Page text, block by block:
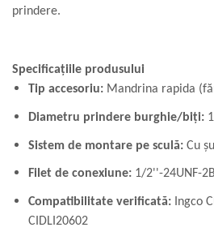
prindere.
Specificațiile produsului
Tip accesoriu: Mandrina rapida
Diametru prindere burghie/biți:
Sistem de montare pe sculă: Cu
Filet de conexiune: 1/2''-24UNF-
Compatibilitate verificată: Ingco
CIDLI20602